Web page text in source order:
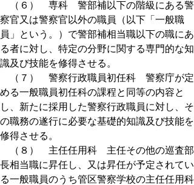
（６） 専科 警部補以下の階級にある警
察官又は警察官以外の職員（以下「一般職
員」という。）で警部補相当職以下の職にあ
る者に対し、特定の分野に関する専門的な知
識及び技能を修得させる。
（７） 警察行政職員初任科 警察庁が定
める一般職員初任科の課程と同等の内容と
し、新たに採用した警察行政職員に対し、そ
の職務の遂行に必要な基礎的知識及び技能を
修得させる。
（８） 主任任用科 主任その他の巡査部
長相当職に昇任し、又は昇任が予定されてい
る一般職員のうち管区警察学校の主任任用科